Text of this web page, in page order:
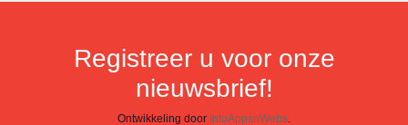
Registreer u voor onze
nieuwsbrief!
Ontwikkeling door IntoAppsnWebs.